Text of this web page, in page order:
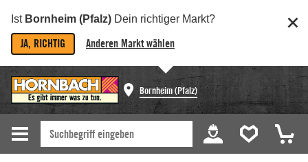
Ist Bornheim (Pfalz) Dein richtiger Markt?
JA, RICHTIG Anderen Markt wählen
Bornheim (Pfalz)